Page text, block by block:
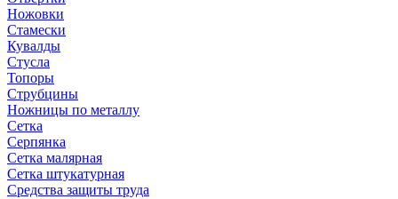
Ножовки
Стамески
Кувалды
Стусла
Топоры
Струбцины
Ножницы по металлу
Сетка
Серпянка
Сетка малярная
Сетка штукатурная
Средства защиты труда